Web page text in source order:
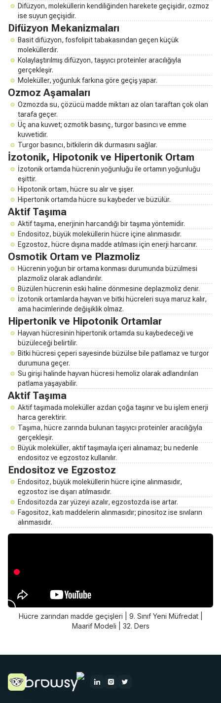
Difüzyon, moleküllerin kendiliğinden harekete geçişidir, ozmoz
ise suyun geçişidir.
Difüzyon Mekanizmaları
Basit difüzyon, fosfolipit tabakasından geçen küçük
moleküllerdir.
Kolaylaştırılmış difüzyon, taşıyıcı proteinler aracılığıyla
gerçekleşir.
Moleküller, yoğunluk farkına göre geçiş yapar.
Ozmoz Aşamaları
Ozmozda su, çözücü madde miktarı az olan taraftan çok olan
tarafa geçer.
Üç ana kuvvet; ozmotik basınç, turgor basıncı ve emme
kuvvetidir.
Turgor basıncı, bitkilerin dik durmasını sağlar.
İzotonik, Hipotonik ve Hipertonik Ortam
İzotonik ortamda hücrenin yoğunluğu ile ortamın yoğunluğu
eşittir.
Hipotonik ortam, hücre su alır ve şişer.
Hipertonik ortamda hücre su kaybeder ve büzülür.
Aktif Taşıma
Aktif taşıma, enerjinin harcandığı bir taşıma yöntemidir.
Endositoz, büyük moleküllerin hücre içine alınmasıdır.
Egzostoz, hücre dışına madde atılması için enerji harcanır.
Osmotik Ortam ve Plazmoliz
Hücrenin yoğun bir ortama konması durumunda büzülmesi
plazmoliz olarak adlandırılır.
Büzülen hücrenin eski haline dönmesine deplazmoliz denir.
İzotonik ortamlarda hayvan ve bitki hücreleri suya maruz kalır,
ama hacimlerinde değişiklik olmaz.
Hipertonik ve Hipotonik Ortamlar
Hayvan hücresinin hipertonik ortamda su kaybedeceği ve
büzüleceği belirtilir.
Bitki hücresi çeperi sayesinde büzülse bile patlamaz ve turgor
durumuna geçer.
Su girişi halinde hayvan hücresi hemoliz olarak adlandırılan
patlama yaşayabilir.
Aktif Taşıma
Aktif taşımada moleküller azdan çoğa taşınır ve bu işlem enerji
harca gerektirir.
Taşıma, hücre zarında bulunan taşıyıcı proteinler aracılığıyla
gerçekleşir.
Büyük moleküller, aktif taşımayla içeri alınamaz; bu nedenle
endositoz ve egzostoz kullanılır.
Endositoz ve Egzostoz
Endositoz, büyük moleküllerin hücre içine alınmasıdır,
egzostoz ise dışarı atılmasıdır.
Endositozda zar yüzeyi azalır, egzostozda ise artar.
Fagositoz, katı maddelerin alınmasıdır; pinositoz ise sıvıların
alınmasıdır.
Hücre zarından madde geçişleri | 9. Sınıf Yeni Müfredat |
Maarif Modeli | 32. Ders